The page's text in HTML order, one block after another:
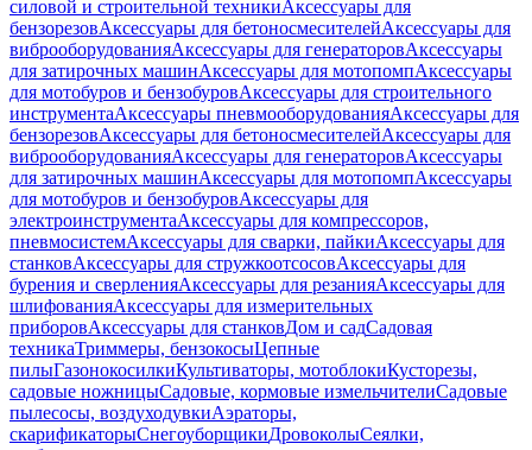
силовой и строительной техникиАксессуары для
бензорезовАксессуары для бетоносмесителейАксессуары для
виброоборудованияАксессуары для генераторовАксессуары
для затирочных машинАксессуары для мотопомпАксессуары
для мотобуров и бензобуровАксессуары для строительного
инструментаАксессуары пневмооборудованияАксессуары для
бензорезовАксессуары для бетоносмесителейАксессуары для
виброоборудованияАксессуары для генераторовАксессуары
для затирочных машинАксессуары для мотопомпАксессуары
для мотобуров и бензобуровАксессуары для
электроинструментаАксессуары для компрессоров,
пневмосистемАксессуары для сварки, пайкиАксессуары для
станковАксессуары для стружкоотсосовАксессуары для
бурения и сверленияАксессуары для резанияАксессуары для
шлифованияАксессуары для измерительных
приборовАксессуары для станковДом и садСадовая
техникаТриммеры, бензокосыЦепные
пилыГазонокосилкиКультиваторы, мотоблокиКусторезы,
садовые ножницыСадовые, кормовые измельчителиСадовые
пылесосы, воздуходувкиАэраторы,
скарификаторыСнегоуборщикиДровоколыСеялки,